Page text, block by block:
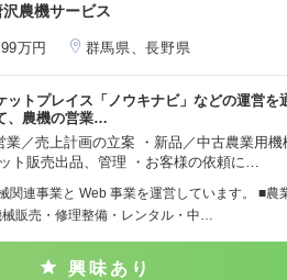
農機サービス
万円 群馬県、長野県
ットプレイス「ノウキナビ」などの運営を
、農機の営業…
業／売上計画の立案 ・新品／中古農業用
ト販売出品、管理 ・お客様の依頼に…
関連事業と Web 事業を運営しています。 ■農
販売・修理整備・レンタル・中…
興味あり